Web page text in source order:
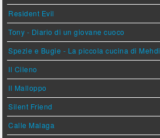
Resident Evil
Tony - Diario di un giovane cuoco
Spezie e Bugie - La piccola cucina di Mehdi
Il Cileno
Il Malloppo
Silent Friend
Calle Malaga